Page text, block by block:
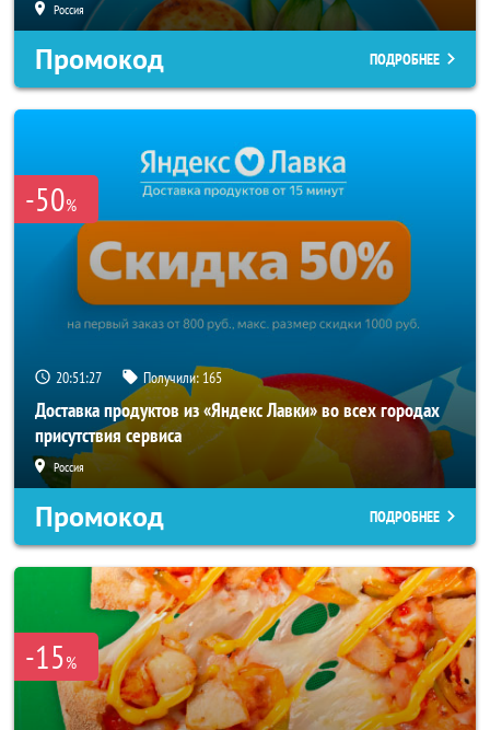
Россия
Промокод ПОДРОБНЕЕ
-50%
20:51:26 Получили: 165
Доставка продуктов из «Яндекс Лавки» во всех городах
присутствия сервиса
Россия
Промокод ПОДРОБНЕЕ
-15%